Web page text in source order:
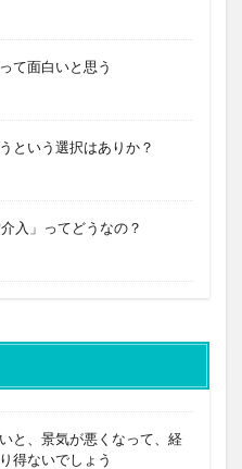
て面白いと思う
という選択はありか？
入」ってどうなの？
と、景気が悪くなって、経
得ないでしょう